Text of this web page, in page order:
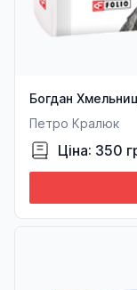
Богдан
Петро Кралюк
Ціна: 350